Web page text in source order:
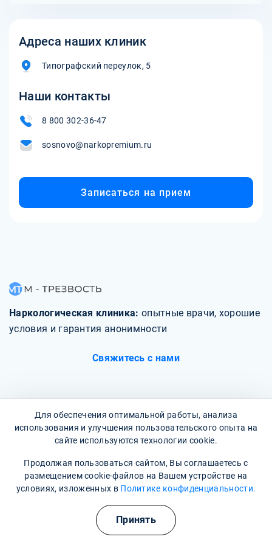
Адреса наших клиник
Типографский переулок, 5
Наши контакты
8 800 302-36-47
sosnovo@narkopremium.ru
Записаться на прием
Наркологическая клиника: опытные врачи, хорошие
условия и гарантия анонимности
Свяжитесь с нами
О клинике
Фотогалерея
Отзывы
Вопрос - ответ
Для обеспечения оптимальной работы, анализа
использования и улучшения пользовательского опыта на
сайте используются технологии cookie.
Продолжая пользоваться сайтом, Вы соглашаетесь с
размещением cookie-файлов на Вашем устройстве на
условиях, изложенных в Политике конфиденциальности.
Принять